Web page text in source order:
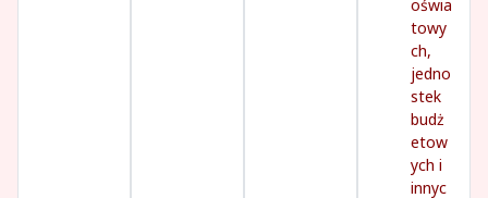
oświa
towy
ch,
jedno
stek
budż
etow
ych i
innyc